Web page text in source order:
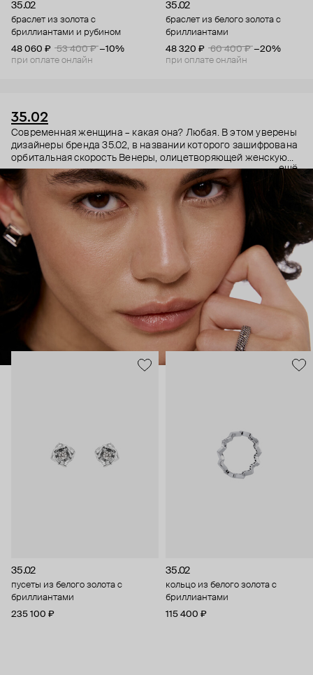
35.02
браслет из золота с
бриллиантами и рубином
48 060 ₽
53 400 ₽ −10%
при оплате онлайн
35.02
браслет из белого золота с
бриллиантами
48 320 ₽
60 400 ₽ −20%
при оплате онлайн
35.02
Современная женщина – какая она? Любая. В этом уверены
дизайнеры бренда 35.02, в названии которого зашифрована
орбитальная скорость Венеры, олицетворяющей женскую
энергию. Поэтому в украшениях 35.02 сочетается, казалось
бы, несочетаемое – все грани характера. Женственность и
строгость, плавные линии с графичными силуэтами,
современность и классика. В этих украшениях сплетаются
две стороны характера. Черные бриллианты –
таинственность, спрятанная в глубине личности. А белые –
ясная частица нашей души, все светлое, что в нас есть.
Украшения 35.02 – ваш рассказ о себе без слов.
ещё
35.02
пусеты из белого золота с
бриллиантами
235 100 ₽
35.02
кольцо из белого золота с
бриллиантами
115 400 ₽